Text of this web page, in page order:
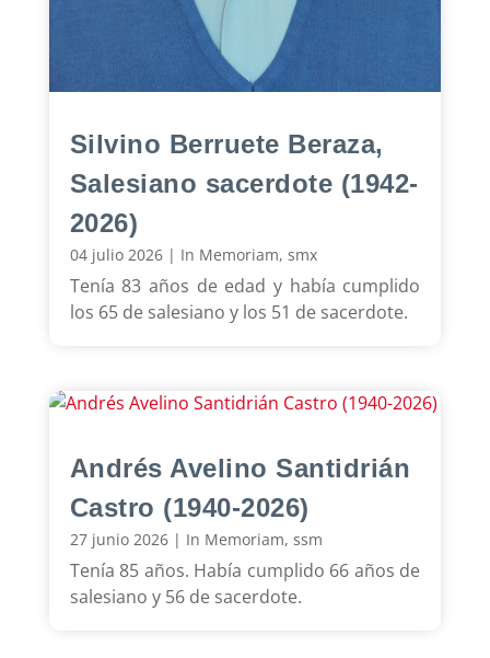
Silvino Berruete Beraza,
Salesiano sacerdote (1942-
2026)
04 julio 2026| In Memoriam, smx
Tenía 83 años de edad y había cumplido
los 65 de salesiano y los 51 de sacerdote.
Andrés Avelino Santidrián
Castro (1940-2026)
27 junio 2026| In Memoriam, ssm
Tenía 85 años. Había cumplido 66 años de
salesiano y 56 de sacerdote.